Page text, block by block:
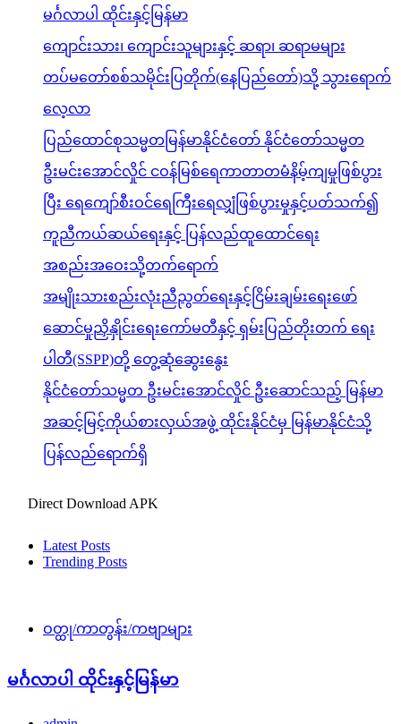
မင်္ဂလာပါ ထိုင်းနှင့်မြန်မာ
ကျောင်းသား၊ ကျောင်းသူများနှင့် ဆရာ၊ ဆရာမများ
တပ်မတော်စစ်သမိုင်းပြတိုက်(နေပြည်တော်)သို့ သွားရောက်
လေ့လာ
ပြည်ထောင်စုသမ္မတမြန်မာနိုင်ငံတော် နိုင်ငံတော်သမ္မတ
ဦးမင်းအောင်လှိုင် ငဝန်မြစ်ရေကာတာတမံနိမ့်ကျမှုဖြစ်ပွား
ပြီး ရေကျော်စီးဝင်ရေကြီးရေလျှံဖြစ်ပွားမှုနှင့်ပတ်သက်၍
ကူညီကယ်ဆယ်ရေးနှင့် ပြန်လည်ထူထောင်ရေး
အစည်းအဝေးသို့တက်ရောက်
အမျိုးသားစည်းလုံးညီညွတ်ရေးနှင့်ငြိမ်းချမ်းရေးဖော်
ဆောင်မှုညှိနှိုင်းရေးကော်မတီနှင့် ရှမ်းပြည်တိုးတက် ရေး
ပါတီ(SSPP)တို့ တွေ့ဆုံဆွေးနွေး
နိုင်ငံတော်သမ္မတ ဦးမင်းအောင်လှိုင် ဦးဆောင်သည့် မြန်မာ
အဆင့်မြင့်ကိုယ်စားလှယ်အဖွဲ့ ထိုင်းနိုင်ငံမှ မြန်မာနိုင်ငံသို့
ပြန်လည်ရောက်ရှိ
Direct Download APK
Latest Posts
Trending Posts
ဝတ္ထု/ကာတွန်း/ကဗျာများ
မင်္ဂလာပါ ထိုင်းနှင့်မြန်မာ